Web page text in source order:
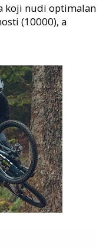
koji nudi optimalan
(10000), a